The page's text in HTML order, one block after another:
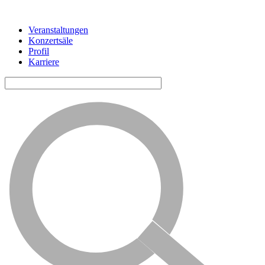
Horizontale
Navigation
ALG
Veranstaltungen
Konzertsäle
Profil
Karriere